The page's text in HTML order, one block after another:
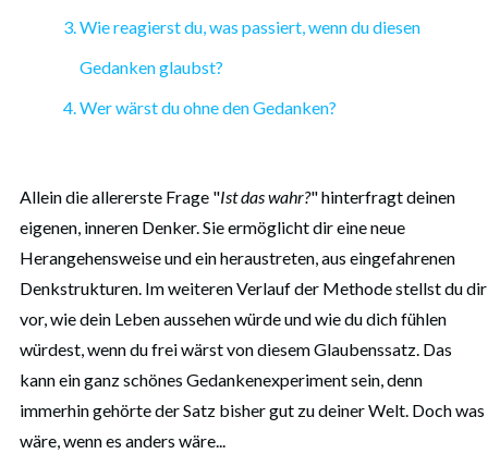
Wie reagierst du, was passiert, wenn du diesen
Gedanken glaubst?
Wer wärst du ohne den Gedanken?
Allein die allererste Frage "Ist das wahr?" hinterfragt deinen
eigenen, inneren Denker. Sie ermöglicht dir eine neue
Herangehensweise und ein heraustreten, aus eingefahrenen
Denkstrukturen. Im weiteren Verlauf der Methode stellst du dir
vor, wie dein Leben aussehen würde und wie du dich fühlen
würdest, wenn du frei wärst von diesem Glaubenssatz. Das
kann ein ganz schönes Gedankenexperiment sein, denn
immerhin gehörte der Satz bisher gut zu deiner Welt. Doch was
wäre, wenn es anders wäre...